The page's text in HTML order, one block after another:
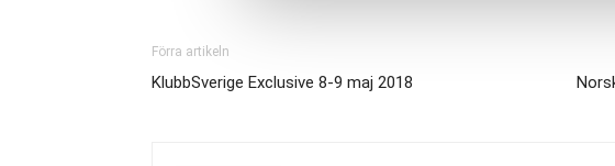
Förra artikeln
KlubbSverige Exclusive 8-9 maj 2018